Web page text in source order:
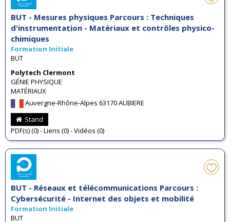
BUT - Mesures physiques Parcours : Techniques
d'instrumentation - Matériaux et contrôles physico-
chimiques
Formation Initiale
BUT
Polytech Clermont
GÉNIE PHYSIQUE
MATÉRIAUX
Auvergne-Rhône-Alpes 63170 AUBIERE
Stand
PDF(s) (0) - Liens (0) - Vidéos (0)
BUT - Réseaux et télécommunications Parcours :
Cybersécurité - Internet des objets et mobilité
Formation Initiale
BUT